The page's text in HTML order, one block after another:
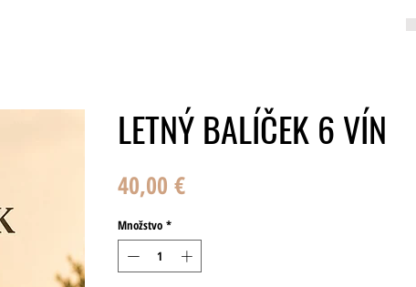
LETNÝ BALÍČEK 6 VÍN
40,00 €Price
Množstvo *